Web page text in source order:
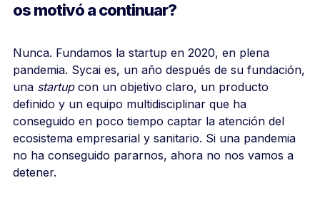
os motivó a continuar?
Nunca. Fundamos la startup en 2020, en plena
pandemia. Sycai es, un año después de su fundación,
una startupcon un objetivo claro, un producto
definido y un equipo multidisciplinar que ha
conseguido en poco tiempo captar la atención del
ecosistema empresarial y sanitario. Si una pandemia
no ha conseguido pararnos, ahora no nos vamos a
detener.